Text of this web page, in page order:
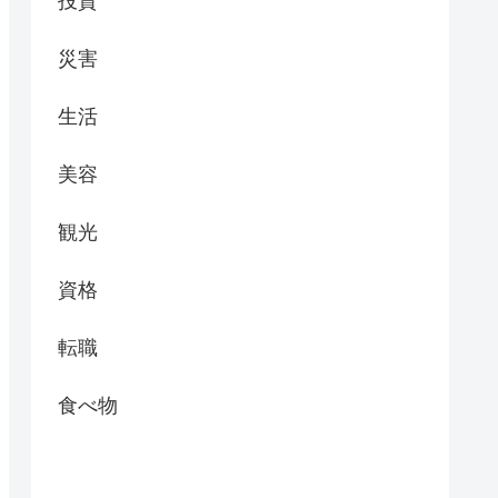
災害
生活
美容
観光
資格
転職
食べ物